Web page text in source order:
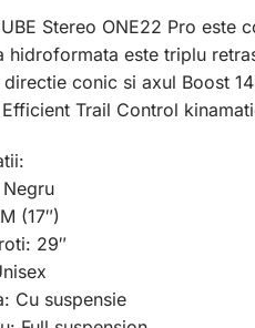
Stereo ONE22 Pro este
hidroformata este triplu
directie conic si axul Boost
Efficient Trail Control
(17″)
29″
Cu suspensie